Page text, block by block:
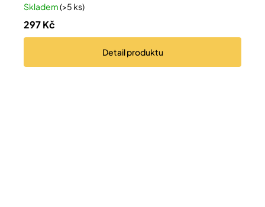
Skladem(>5 ks)
297 Kč
Detailproduktu